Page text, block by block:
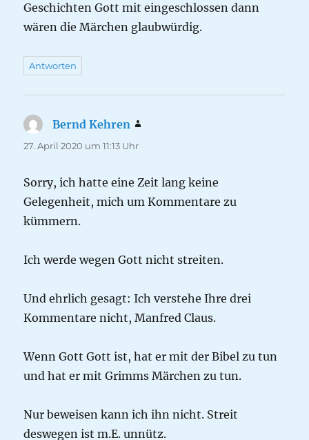
Geschichten Gott mit eingeschlossen dann
wären die Märchen glaubwürdig.
Antworten
Bernd Kehren
27. April 2020 um 11:13 Uhr
Sorry, ich hatte eine Zeit lang keine
Gelegenheit, mich um Kommentare zu
kümmern.
Ich werde wegen Gott nicht streiten.
Und ehrlich gesagt: Ich verstehe Ihre drei
Kommentare nicht, Manfred Claus.
Wenn Gott Gott ist, hat er mit der Bibel zu tun
und hat er mit Grimms Märchen zu tun.
Nur beweisen kann ich ihn nicht. Streit
deswegen ist m.E. unnütz.